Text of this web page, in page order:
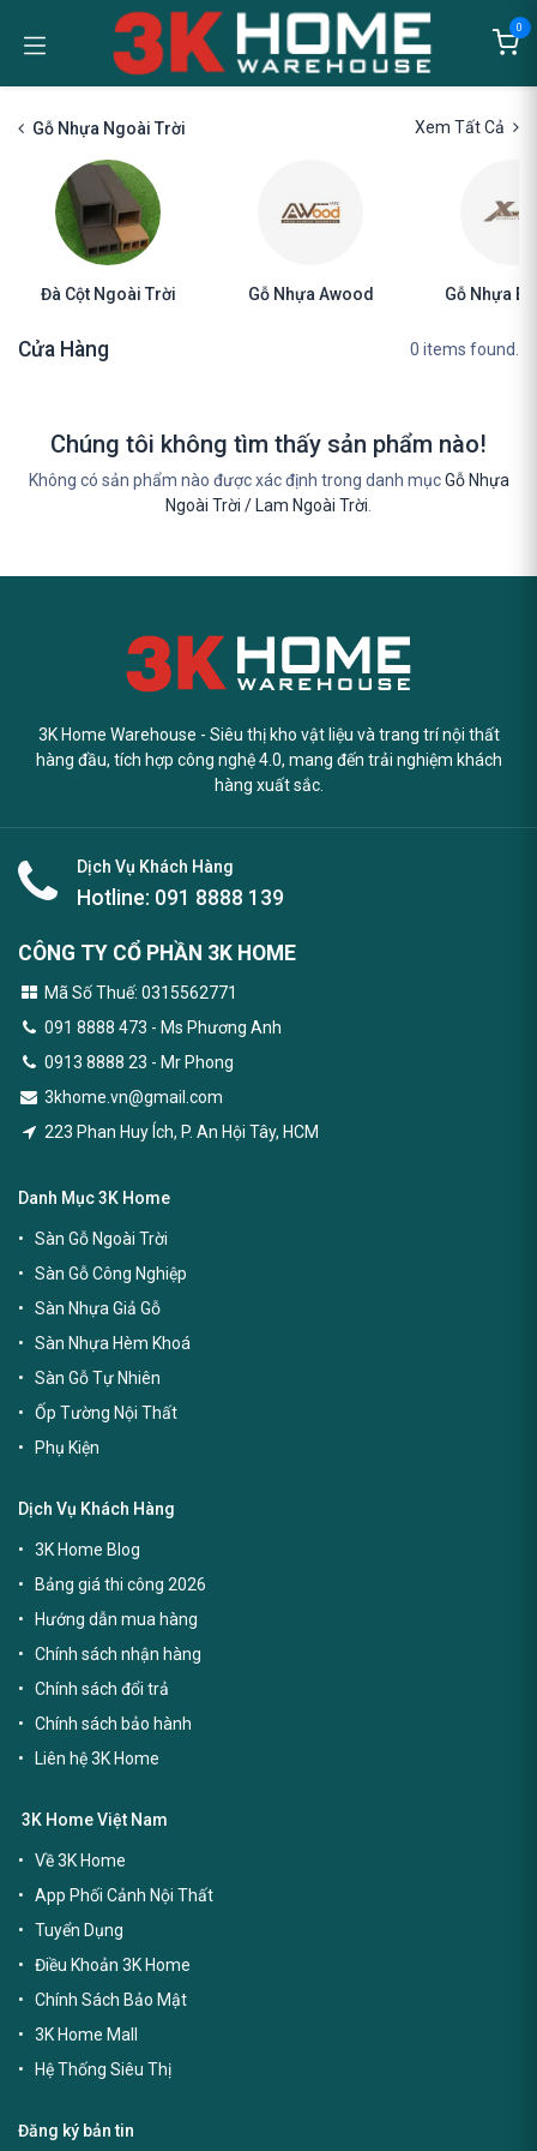
Bỏ qua để đến Nội dung
0
Gỗ Nhựa Ngoài Trời Xem Tất Cả
Đà Cột Ngoài Trời Gỗ Nhựa Awood Gỗ Nhựa
Cửa Hàng 0 items found.
Chúng tôi không tìm thấy sản phẩm nào!
Không có sản phẩm nào được xác định trong danh mụcGỗ Nhựa
Ngoài Trời / Lam Ngoài Trời
3K Home Warehouse - Siêu thị kho vật liệu và trang trí nội thất
hàng đầu, tích hợp công nghệ 4.0, mang đến trải nghiệm khách
hàng xuất sắc.
Dịch Vụ Khách Hàng
Hotline: 091 8888 139
CÔNG TY CỔ PHẦN 3K HOME
Mã Số Thuế: 0315562771
091 8888 473 - Ms Phương Anh
0913 8888 23 - Mr Phong
3khome.vn@gmail.com
223 Phan Huy Ích, P. An Hội Tây, HCM
Danh Mục 3K Home
Sàn Gỗ Ngoài Trời
Sàn Gỗ Công Nghiệp
Sàn Nhựa Giả Gỗ
Sàn Nhựa Hèm Khoá
Sàn Gỗ Tự Nhiên
Ốp Tường Nội Thất
Phụ Kiện
Dịch Vụ Khách Hàng
3K Home Blog
Bảng giá thi công 2026
Hướng dẫn mua hàng
Chính sách nhận hàng
Chính sách đổi trả
Chính sách bảo hành
Liên hệ 3K Home
3K Home Việt Nam
Về 3K Home
App Phối Cảnh Nội Thất
Tuyển Dụng
Điều Khoản 3K Home
Chính Sách Bảo Mật
3K Home Mall
Hệ Thống Siêu Thị
Đăng ký bản tin